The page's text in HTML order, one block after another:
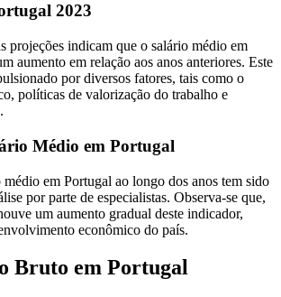
2023
projeções indicam que o salário médio em
aumento em relação aos anos anteriores. Este
por diversos fatores, tais como o
políticas de valorização do trabalho e
Médio em Portugal
em Portugal ao longo dos anos tem sido
por parte de especialistas. Observa-se que,
um aumento gradual deste indicador,
econômico do país.
Bruto em Portugal